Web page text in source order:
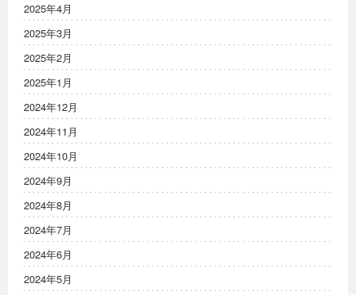
2025年4月
2025年3月
2025年2月
2025年1月
2024年12月
2024年11月
2024年10月
2024年9月
2024年8月
2024年7月
2024年6月
2024年5月